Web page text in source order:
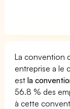
La convention
entreprise a le
estla
56.8 % des
à cette